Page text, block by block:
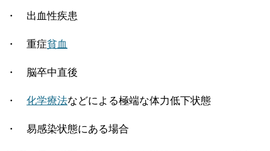
・ 出血性疾患
・ 重症貧血
・ 脳卒中直後
・ 化学療法などによる極端な体力低下状態
・ 易感染状態にある場合